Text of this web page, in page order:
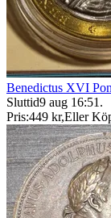
Benedictus XVI
Sluttid9 aug 16:51 .
Pris:449 kr,Eller